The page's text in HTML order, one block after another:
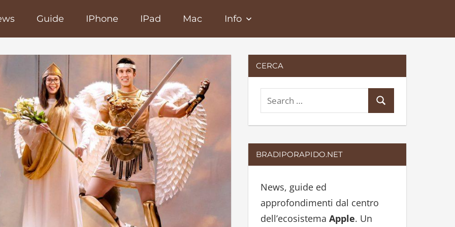
Guide IPhone IPad Mac Info
CERCA
e
a
r
c
f
o
r
e
c
BRADIPORAPIDO.NET
News, guide ed
approfondimenti dal centro
dell’ecosistema Apple. Un